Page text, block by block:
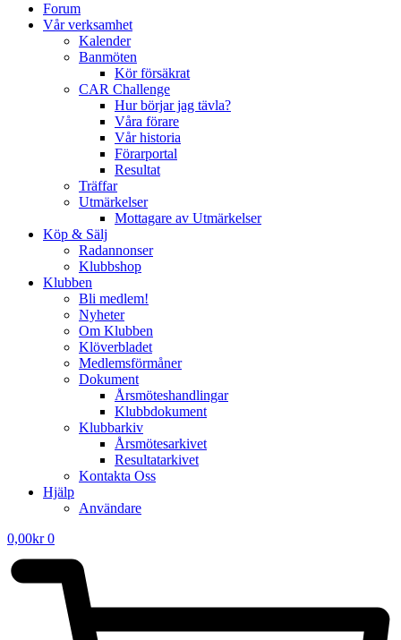
Forum
Vår verksamhet
Kalender
Banmöten
Kör försäkrat
CAR Challenge
Hur börjar jag tävla?
Våra förare
Vår historia
Förarportal
Resultat
Träffar
Utmärkelser
Mottagare av Utmärkelser
Köp & Sälj
Radannonser
Klubbshop
Klubben
Bli medlem!
Nyheter
Om Klubben
Klöverbladet
Medlemsförmåner
Dokument
Årsmöteshandlingar
Klubbdokument
Klubbarkiv
Årsmötesarkivet
Resultatarkivet
Kontakta Oss
Hjälp
Användare
0,00kr 0